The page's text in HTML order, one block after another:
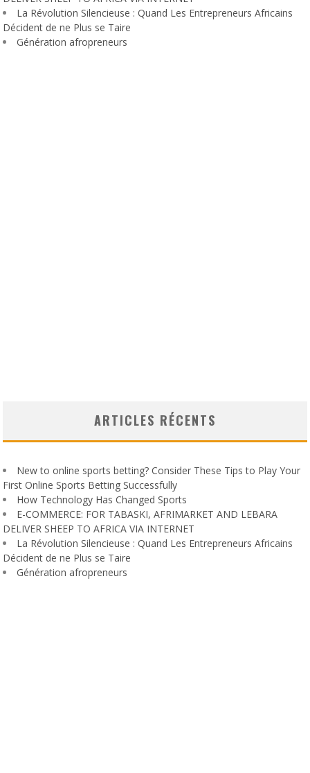
La Révolution Silencieuse : Quand Les Entrepreneurs Africains
Décident de ne Plus se Taire
Génération afropreneurs
ARTICLES RÉCENTS
New to online sports betting? Consider These Tips to Play Your
First Online Sports Betting Successfully
How Technology Has Changed Sports
E-COMMERCE: FOR TABASKI, AFRIMARKET AND LEBARA
DELIVER SHEEP TO AFRICA VIA INTERNET
La Révolution Silencieuse : Quand Les Entrepreneurs Africains
Décident de ne Plus se Taire
Génération afropreneurs